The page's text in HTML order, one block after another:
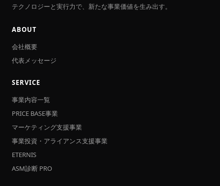
テクノロジーと実行力で、新たな事業価値を生み出す。
ABOUT
会社概要
代表メッセージ
SERVICE
事業内容一覧
PRICE BASE事業
マーケティング支援事業
事業投資・アライアンス支援事業
ETERNIS
ASM診断 PRO